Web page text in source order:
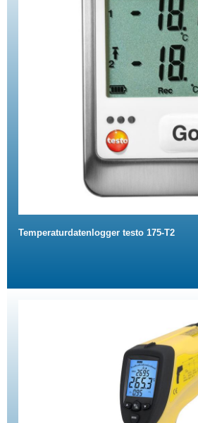
Temperaturdatenlogger testo 175-T2